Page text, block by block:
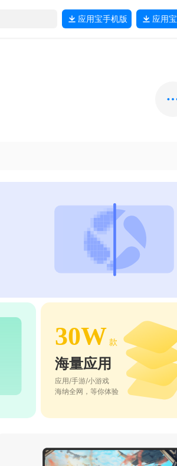
应用宝手机版 应用宝
30W 款
海量应用
应用/手游/小游戏
海纳全网，等你体验